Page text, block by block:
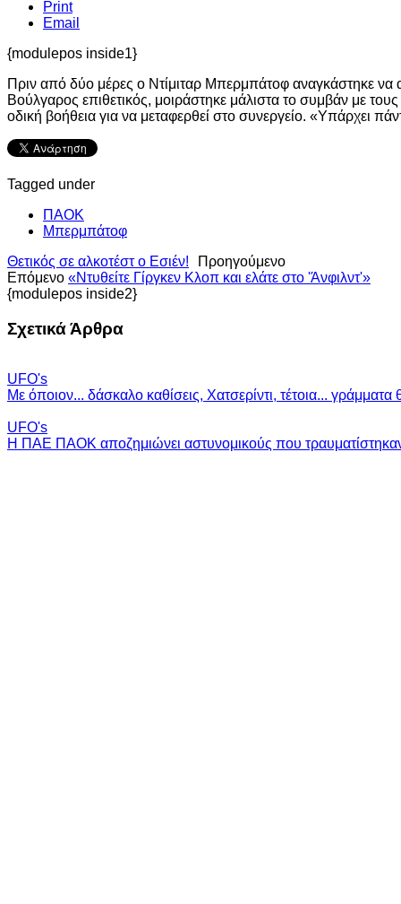
Print
Email
{modulepos inside1}
Πριν από δύο μέρες ο Ντίμιταρ Μπερμπάτοφ αναγκάστηκε
Βούλγαρος επιθετικός, μοιράστηκε μάλιστα το συμβάν με
οδική βοήθεια για να μεταφερθεί στο συνεργείο. «Υπάρχει
Tagged under
ΠΑΟΚ
Μπερμπάτοφ
Προηγούμενο
Θετικός σε αλκοτέστ ο Εσιέν!
Επόμενο «Ντυθείτε Γίργκεν Κλοπ και ελάτε στο 'Άνφιλντ'»
{modulepos inside2}
Σχετικά Άρθρα
UFO's
Με όποιον... δάσκαλο καθίσεις, Χατσερίντι, τέτοια... γράμματα
UFO's
Η ΠΑΕ ΠΑΟΚ αποζημιώνει αστυνομικούς που